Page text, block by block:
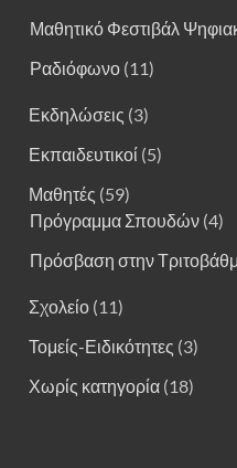
Μαθητικό Φεστιβάλ
Ραδιόφωνο (11)
Εκδηλώσεις (3)
Εκπαιδευτικοί (5)
Μαθητές (59)
Πρόγραμμα Σπουδών (4)
Πρόσβαση στην
Σχολείο (11)
Τομείς-Ειδικότητες (3)
Χωρίς κατηγορία (18)